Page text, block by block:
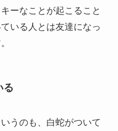
ーなことが起こること
いる人とは友達になっ
る
うのも、白蛇がついて